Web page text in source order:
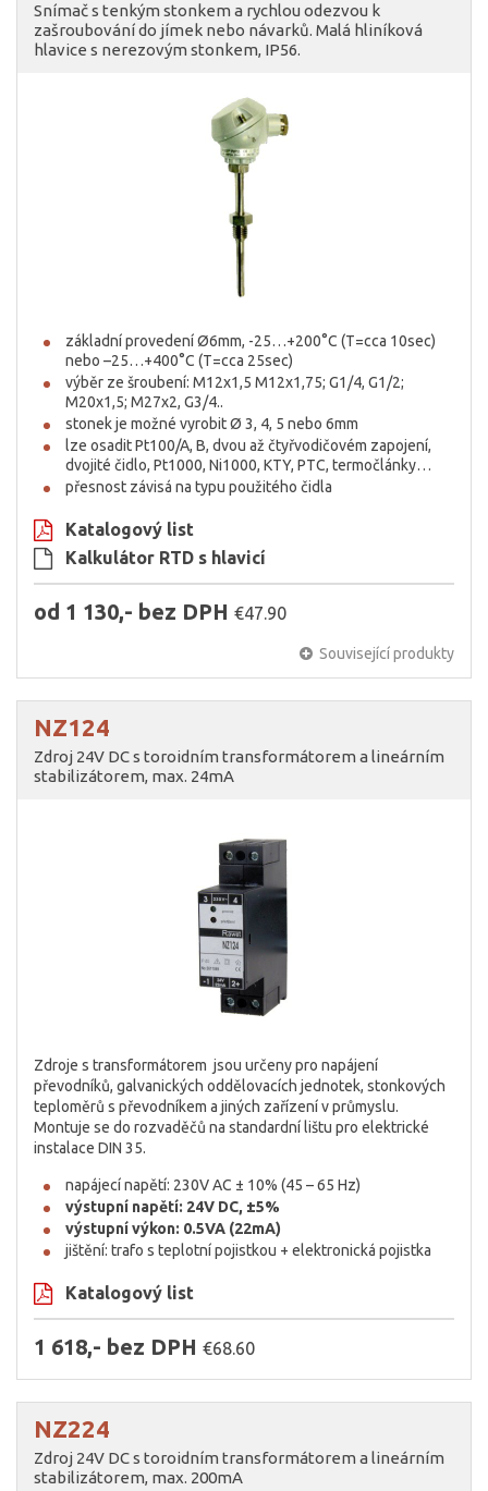
Snímač s tenkým stonkem a rychlou odezvou k
zašroubování do jímek nebo návarků. Malá hliníková
hlavice s nerezovým stonkem, IP56.
základní provedení Ø6mm, -25…+200°C (T=cca 10sec)
nebo –25…+400°C (T=cca 25sec)
výběr ze šroubení: M12x1,5 M12x1,75; G1/4, G1/2;
M20x1,5; M27x2, G3/4..
stonek je možné vyrobit Ø 3, 4, 5 nebo 6mm
lze osadit Pt100/A, B, dvou až čtyřvodičovém zapojení,
dvojité čidlo, Pt1000, Ni1000, KTY, PTC, termočlánky…
přesnost závisá na typu použitého čidla
Katalogový list
Kalkulátor RTD s hlavicí
od 1 130,- bez DPH €47.90
Související produkty
NZ124
Zdroj 24V DC s toroidním transformátorem a lineárním
stabilizátorem, max. 24mA
Zdroje s transformátorem jsou určeny pro napájení
převodníků, galvanických oddělovacích jednotek, stonkových
teploměrů s převodníkem a jiných zařízení v průmyslu.
Montuje se do rozvaděčů na standardní lištu pro elektrické
instalace DIN 35.
napájecí napětí: 230V AC ± 10% (45 – 65 Hz)
výstupní napětí: 24V DC, ±5%
výstupní výkon: 0.5VA (22mA)
jištění: trafo s teplotní pojistkou + elektronická pojistka
Katalogový list
1 618,- bez DPH €68.60
NZ224
Zdroj 24V DC s toroidním transformátorem a lineárním
stabilizátorem, max. 200mA